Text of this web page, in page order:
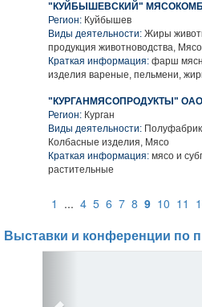
"КУЙБЫШЕВСКИЙ"
Регион: Куйбышев
Виды деятельности: Жиры
продукция животноводства,
Краткая информация: фарш
изделия вареные, пельмени,
"КУРГАНМЯСОПРОДУКТЫ" ОАО
Регион: Курган
Виды деятельности:
Колбасные изделия, Мясо
Краткая информация: мясо и
растительные
1 ... 4 5 6 7 8 9 10 11
Выставки и конференции по